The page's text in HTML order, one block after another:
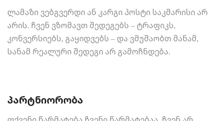
ლამაზი ვებგვერდი ან კარგი პოსტი საკმარისი არ
არის. ჩვენ ვზომავთ შედეგებს – ტრაფიკს,
კონვერსიებს, გაყიდვებს – და ვმუშაობთ მანამ,
სანამ რეალური შედეგი არ გამოჩნდება.
პარტნიორობა